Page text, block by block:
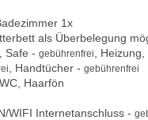
1x
als Überbelegung
, Safe - gebührenfrei ,
, Handtücher - gebührenfrei
Haarfön
WIFI Internetanschluss -